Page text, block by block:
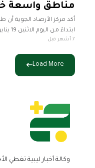
مناطق واسعة
أكد مركز الأرصاد الجوية
نشطة إلى قوية خاصة على7 أشهر قبل
Load More
وكالة أخبار ليبية تغطي